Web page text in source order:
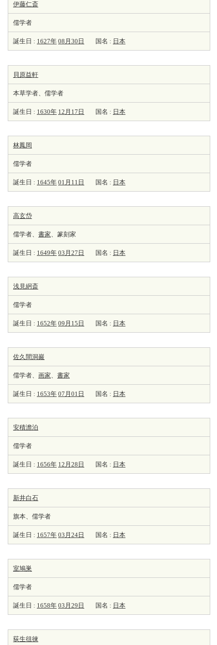
伊藤仁斎
儒学者
誕生日 : 1627年 08月30日 国名 : 日本
貝原益軒
本草学者、儒学者
誕生日 : 1630年 12月17日 国名 : 日本
林鳳岡
儒学者
誕生日 : 1645年 01月11日 国名 : 日本
高玄岱
儒学者、 書家、篆刻家
誕生日 : 1649年 03月27日 国名 : 日本
浅見絅斎
儒学者
誕生日 : 1652年 09月15日 国名 : 日本
佐久間洞巖
儒学者、 画家、 書家
誕生日 : 1653年 07月01日 国名 : 日本
安積澹泊
儒学者
誕生日 : 1656年 12月28日 国名 : 日本
新井白石
旗本、儒学者
誕生日 : 1657年 03月24日 国名 : 日本
室鳩巣
儒学者
誕生日 : 1658年 03月29日 国名 : 日本
荻生徂徠